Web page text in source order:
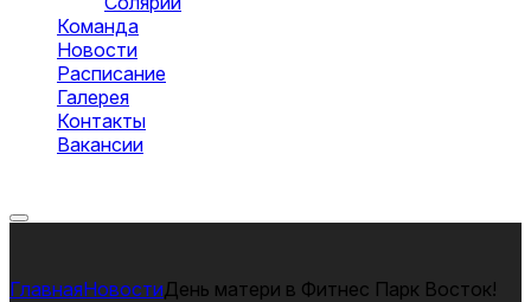
Команда
Новости
Расписание
Галерея
Контакты
Вакансии
НовостиДень матери в Фитнес Парк Восток!